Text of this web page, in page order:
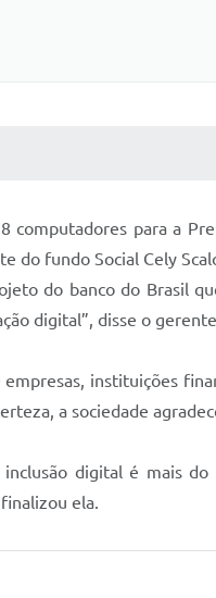
computadores para a
fundo Social Cely
do banco do Brasil
digital”, disse o
instituições
a sociedade
digital é mais
ela.